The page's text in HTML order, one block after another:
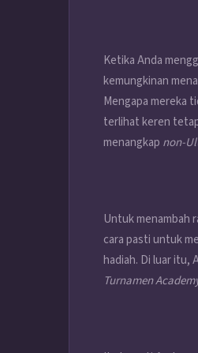
Ketika Anda
kemungkinan
Mengapa mereka
terlihat keren
menangkap non-
Untuk menambah
cara pasti untuk
hadiah. Di luar itu,
Turnamen